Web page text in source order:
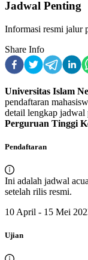
Jadwal Penting
Informasi resmi jalur
Share Info
Universitas Islam
pendaftaran
detail lengkap jadwal
Perguruan Tinggi
Pendaftaran
Ini adalah jadwal
setelah rilis resmi.
10 April - 15 Mei
Ujian